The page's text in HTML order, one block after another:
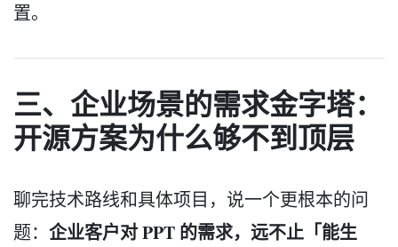
置。
三、企业场景的需求金字塔：
开源方案为什么够不到顶层
聊完技术路线和具体项目，说一个更根本的问
题： 企业客户对 PPT 的需求，远不止「能生